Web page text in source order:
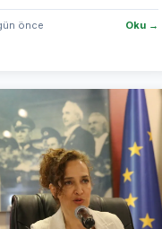
önce Oku →